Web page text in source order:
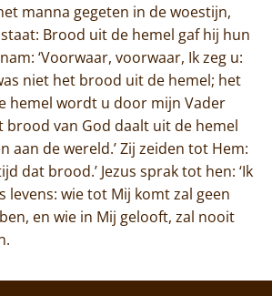
manna gegeten in de woestijn,
Brood uit de hemel gaf hij hun
‘Voorwaar, voorwaar, Ik zeg u:
niet het brood uit de hemel; het
hemel wordt u door mijn Vader
brood van God daalt uit de hemel
aan de wereld.’ Zij zeiden tot Hem:
dat brood.’ Jezus sprak tot hen: ‘Ik
levens: wie tot Mij komt zal geen
en wie in Mij gelooft, zal nooit